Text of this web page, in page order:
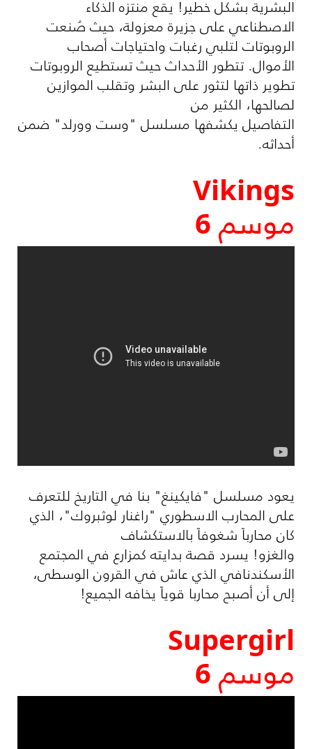
البشرية بشكل خطير! يقع منتزه الذكاء
الاصطناعي على جزيرة معزولة، حيث صُنعت
الروبوتات لتلبي رغبات واحتياجات أصحاب
الأموال. تتطور الأحداث حيث تستطيع الروبوتات
تطوير ذاتها لتثور على البشر وتقلب الموازين
لصالحها، الكثير من
التفاصيل يكشفها مسلسل "وست وورلد" ضمن
أحداثه.
Vikings
موسم 6
يعود مسلسل "فايكينغ" بنا في التاريخ للتعرف
على المحارب الاسطوري "راغنار لوثبروك"، الذي
كان محارباً شغوفاً بالاستكشاف
والغزو! يسرد قصة بدايته كمزارع في المجتمع
الأسكندنافي الذي عاش في القرون الوسطى،
إلى أن أصبح محاربا قوياً يخافه الجميع!
Supergirl
موسم 6